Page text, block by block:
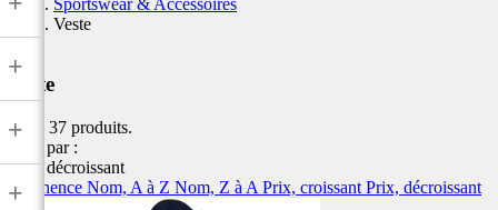
+
+
+
Veste
Veste
Il y a 37 produits.
Trier par :
Prix, décroissant
Pertinence Nom, A à Z Nom, Z à A Prix, croissant Prix, décroissant